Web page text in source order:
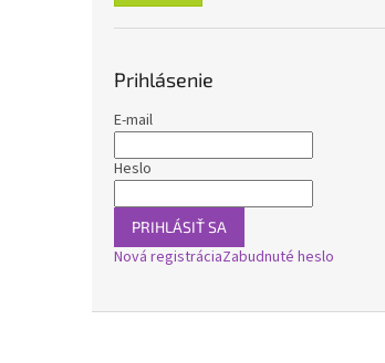
Prihlásenie
E-mail
Heslo
PRIHLÁSIŤ SA
Nová registráciaZabudnuté heslo